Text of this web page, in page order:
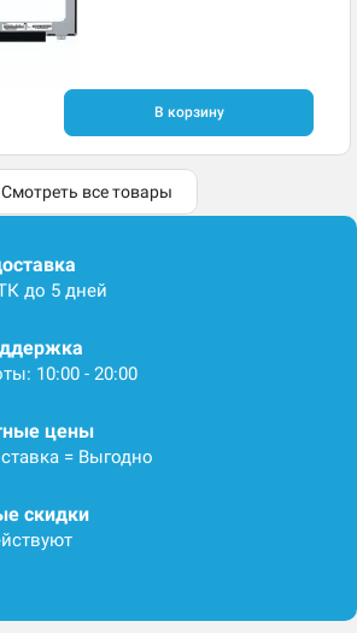
В корзину
Смотреть все товары
до 5 дней
10:00 - 20:00
цены
= Выгодно
скидки